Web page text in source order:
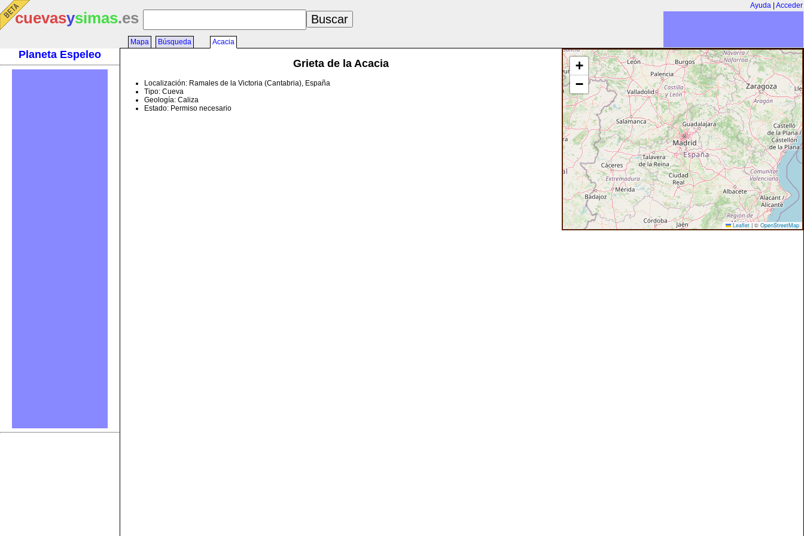
Ayuda Acceder
cuevasysimas.es
Planeta Espeleo
Mapa Búsqueda Acacia
+
−
Leaflet | © OpenStreetMap
Grieta de la Acacia
Localización: Ramales de la Victoria (Cantabria), España
Tipo: Cueva
Geología: Caliza
Estado: Permiso necesario